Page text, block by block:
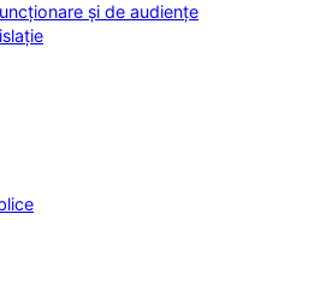
și de audiențe